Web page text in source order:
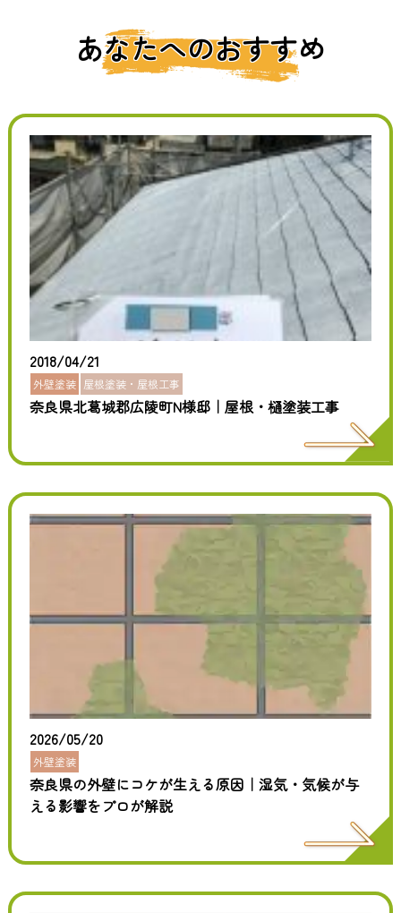
あなたへのおすすめ
2018/04/21
外壁塗装 屋根塗装・屋根工事
奈良県北葛城郡広陵町N様邸｜屋根・樋塗装工事
2026/05/20
外壁塗装
奈良県の外壁にコケが生える原因｜湿気・気候が与
える影響をプロが解説